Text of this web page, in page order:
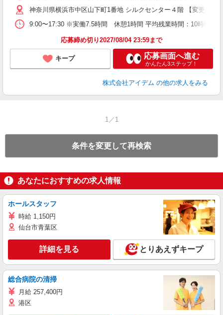
神奈川県横浜市中区山下町1番地 シルクセンター４階 【変更の範
9:00〜17:30 ※実働7.5時間 休憩1時間 平均残業時間：10時間程度
応募締め切り2027/08/04 23:59まで
キープ 応募画面へ進む
かんたん3ステップ！
株式会社アイデム の他の求人をみる
1／1
条件を変更して再検索
あなたにおすすめの求人情報
ホールスタッフ
時給 1,150円
仙台市青葉区
詳細を見る とりあえずキープ
総合病院の清掃
月給 257,400円
港区